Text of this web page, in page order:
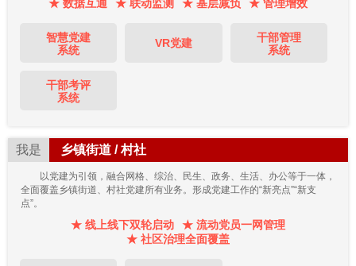
★ 数据互通 ★ 联动监测 ★ 基层减负 ★ 管理增效
智慧党建
系统
VR党建
干部管理
系统
干部考评
系统
我是 乡镇街道 / 村社
以党建为引领，融合网格、综治、民生、政务、生活、办公等于一体，
全面覆盖乡镇街道、村社党建所有业务。形成党建工作的“新亮点”“新支
点”。
★ 线上线下双轮启动
★ 流动党员一网管理
★ 社区治理全面覆盖